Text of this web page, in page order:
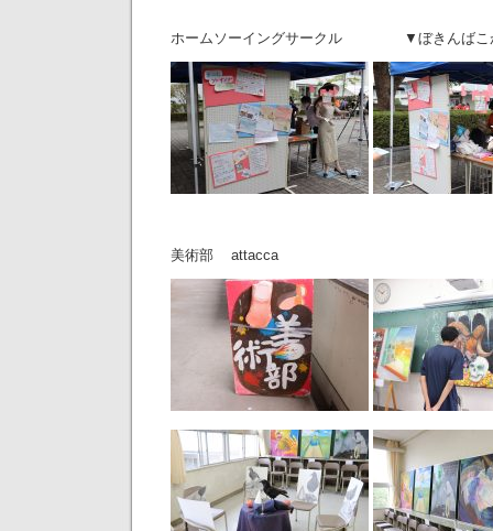
ホームソーイングサークル ▼ぼきんばこ
美術部 attacca